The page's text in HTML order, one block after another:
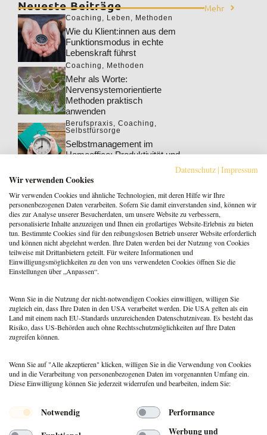
Neueste Beiträge Mehr
Coaching , Leben , Methoden
Wie du Klient:innen aus dem
Funktionsmodus in echte
Lebenskraft führst
Coaching Methoden
Mehr als Worte:
Nervensystemorientierte
Methoden praktisch
anwenden
Berufspraxis Coaching
Selbstfürsorge
Selbstmanagement im
Homeoffice: Produktivität und
Berufspraxis
Klarheit gewinnt: Gebucht
werden als Coach:in im KI-
Zeitalter
Berufspraxis
Patientenrechtegesetz: 5
typische Irrtümer im Fakten-
Check
Coaching
falschen Fragen? Zeit für ein
Repertoire-Update
Menü
© 2026 DEUTSCHER PSYCHOLOGEN
Datenschutz | Impressum
Wir verwenden Cookies
Wir verwenden Cookies und ähnliche Technologien, mit deren Hilfe wir Ihre
personenbezogenen Daten verarbeiten. Sofern Sie damit einverstanden sind, können wir
dies zur Analyse unserer Besucherdaten, um unsere Website zu verbessern,
personalisierte Inhalte anzuzeigen und Ihnen ein großartiges Website-Erlebnis zu bieten
tun. Bestimmte Cookies sind für den reibungslosen Betrieb unserer Website erforderlich
und können nicht abgelehnt werden. Ihre Daten werden bei der Nutzung von Cookies
teilweise mit Drittanbietern geteilt. Für weitere Informationen und
Einwilligungsmöglichkeiten zu den von uns verwendeten Cookies öffnen Sie die
Einstellungen über „Anpassen“.
Wenn Sie in die Nutzung der nicht-notwendigen Cookies einwilligen, willigen Sie
zugleich ein, dass Ihre Daten in den USA verarbeitet werden. Die USA gelten als ein
Land mit einem nach EU-Standards unzureichenden Datenschutzniveau. Es besteht das
Risiko, dass US-Behörden auch ohne Rechtsschutzmöglichkeiten auf Ihre Daten
zugreifen können.
Wenn Sie auf "Alle akzeptieren" klicken, willigen Sie in die Verwendung von Cookies
und in die Verarbeitung von personenbezogenen Daten im vorgenannten Umfang ein.
Diese Einwilligung können Sie jederzeit widerrufen und bearbeiten, indem Sie:
Notwendig
Performance
Werbung und